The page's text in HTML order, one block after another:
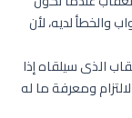
والخطأ لديه، لأن
الذى سيلقاه إذا
ومعرفة ما له